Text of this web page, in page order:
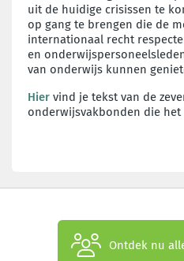
uit de huidige crisissen te
op gang te brengen die de
internationaal recht
en
van onderwijs kunnen
Hier vind je tekst van de
onderwijsvakbonden die
Ontdek nu